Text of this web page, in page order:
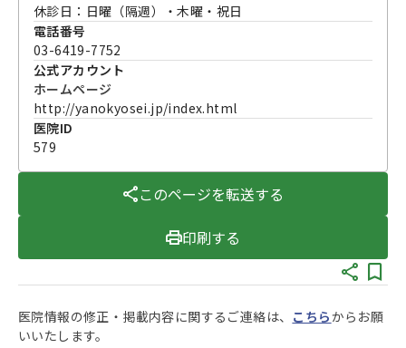
休診日：日曜（隔週）・木曜・祝日
電話番号
03-6419-7752
公式アカウント
ホームページ
http://yanokyosei.jp/index.html
医院ID
579
このページを転送する
印刷する
医院情報の修正・掲載内容に関するご連絡は、 こちらからお願
いいたします。